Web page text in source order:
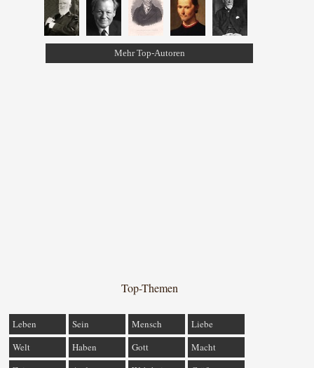
Mehr Top-Autoren
Top-Themen
Leben Sein Mensch
Liebe
Welt
Haben Gott
Macht